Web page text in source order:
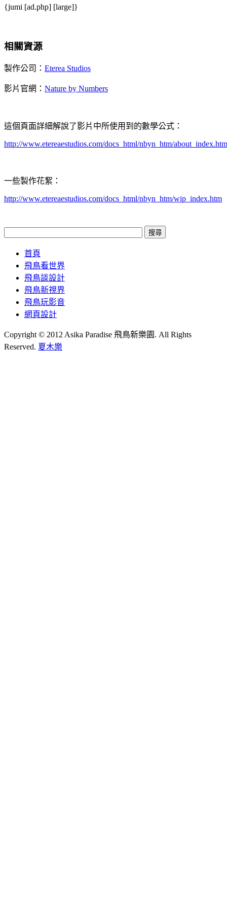
{jumi [ad.php] [large]}
相關資源
製作公司： Eterea Studios
影片官網： Nature by Numbers
這個頁面詳細解說了影片中所使用到的數學公式：
http://www.etereaestudios.com/docs_html/nbyn_htm/about_index.htm
一些製作花絮：
http://www.etereaestudios.com/docs_html/nbyn_htm/wip_index.htm
首頁
飛鳥看世界
飛鳥談設計
飛鳥新視界
飛鳥玩影音
網頁設計
Copyright © 2012 Asika Paradise 飛鳥新樂園. All Rights
Reserved. 夏木樂